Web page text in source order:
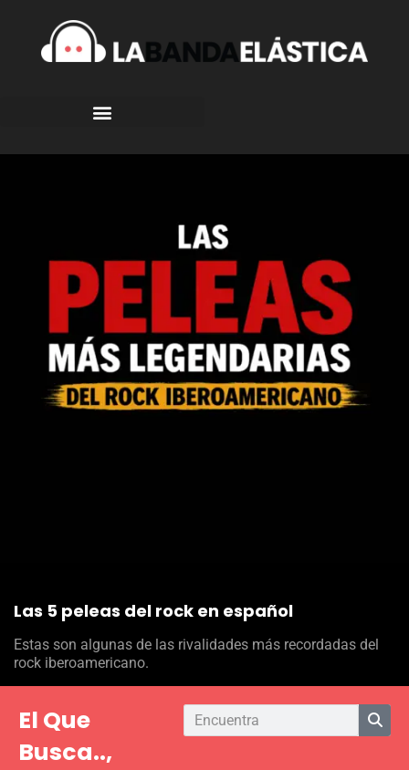
Las 5 peleas del rock en español
Estas son algunas de las rivalidades más recordadas del
rock iberoamericano.
El Que
Busca..,